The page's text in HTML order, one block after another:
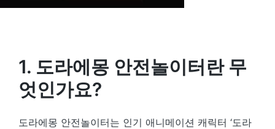
1. 도라에몽 안전놀이터란 무
엇인가요?
도라에몽 안전놀이터는 인기 애니메이션 캐릭터 ‘도라